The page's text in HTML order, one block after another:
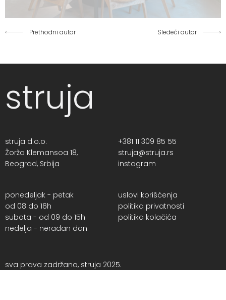
Prethodni autor Sledeći autor
struja
struja d.o.o.
Žorža Klemansoa 18,
Beograd, Srbija
+381 11 309 85 55
struja@struja.rs
instagram
ponedeljak - petak
od 08 do 16h
subota - od 09 do 15h
nedelja - neradan dan
uslovi korišćenja
politika privatnosti
politika kolačića
sva prava zadržana, struja 2025.